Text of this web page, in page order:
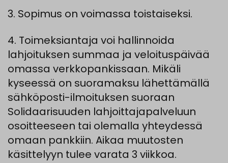
3. Sopimus on voimassa toistaiseksi.
4. Toimeksiantaja voi hallinnoida
lahjoituksen summaa ja veloituspäivää
omassa verkkopankissaan. Mikäli
kyseessä on suoramaksu lähettämällä
sähköposti-ilmoituksen suoraan
Solidaarisuuden lahjoittajapalveluun
osoitteeseen tai olemalla yhteydessä
omaan pankkiin. Aikaa muutosten
käsittelyyn tulee varata 3 viikkoa.